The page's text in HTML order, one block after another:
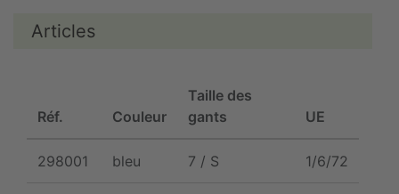
Articles
Réf. Couleur
Taille des
gants
UE
298001 bleu 7 / S 1/6/72